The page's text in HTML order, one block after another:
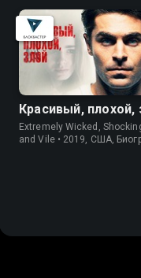
Красивый, плохой,
Extremely Wicked,
and Vile • 2019, США,